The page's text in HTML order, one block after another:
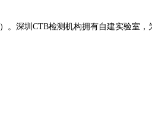
）。深圳CTB检测机构拥有自建实验室